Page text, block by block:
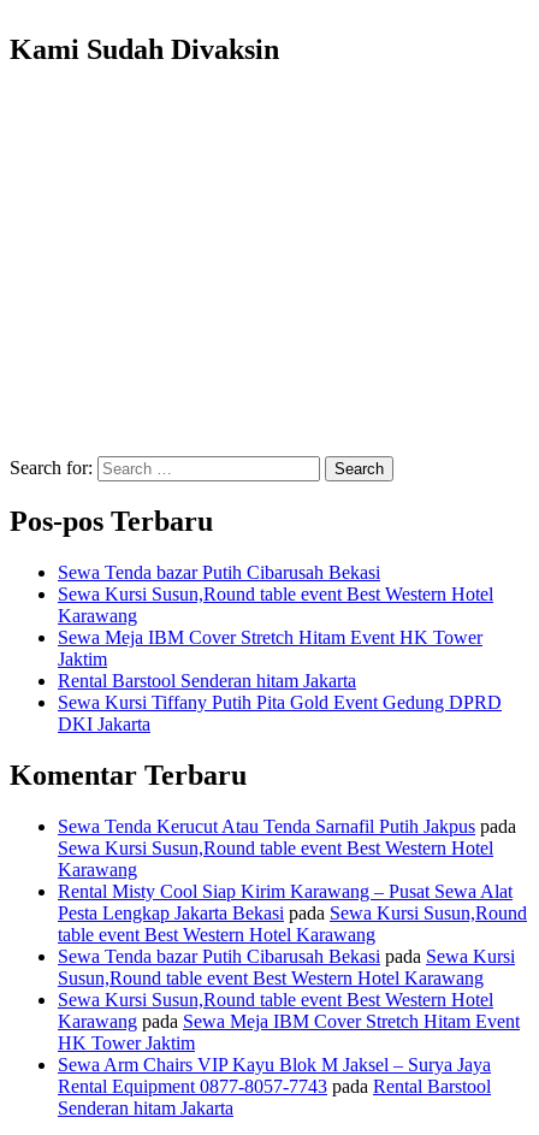
Kami Sudah Divaksin
Search for: Search
Pos-pos Terbaru
Sewa Tenda bazar Putih Cibarusah Bekasi
Sewa Kursi Susun,Round table event Best Western Hotel
Karawang
Sewa Meja IBM Cover Stretch Hitam Event HK Tower
Jaktim
Rental Barstool Senderan hitam Jakarta
Sewa Kursi Tiffany Putih Pita Gold Event Gedung DPRD
DKI Jakarta
Komentar Terbaru
Sewa Tenda Kerucut Atau Tenda Sarnafil Putih Jakpus pada
Sewa Kursi Susun,Round table event Best Western Hotel
Karawang
Rental Misty Cool Siap Kirim Karawang – Pusat Sewa Alat
Pesta Lengkap Jakarta Bekasi pada Sewa Kursi Susun,Round
table event Best Western Hotel Karawang
Sewa Tenda bazar Putih Cibarusah Bekasi pada Sewa Kursi
Susun,Round table event Best Western Hotel Karawang
Sewa Kursi Susun,Round table event Best Western Hotel
Karawang pada Sewa Meja IBM Cover Stretch Hitam Event
HK Tower Jaktim
Sewa Arm Chairs VIP Kayu Blok M Jaksel – Surya Jaya
Rental Equipment 0877-8057-7743 pada Rental Barstool
Senderan hitam Jakarta